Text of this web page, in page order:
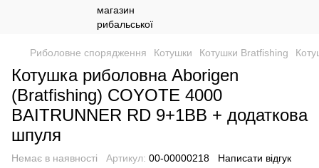
Риболовне спорядження Котушки Котушки Bratfishing
Котушка риболовна Aborigen
(Bratfishing) COYOTE 4000
BAITRUNNER RD 9+1BB + додаткова
шпуля
Немає в наявності Артикул: 00-00000218 Написати відгук